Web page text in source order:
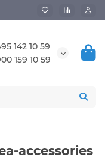
142 10 59
159 10 59
accessories